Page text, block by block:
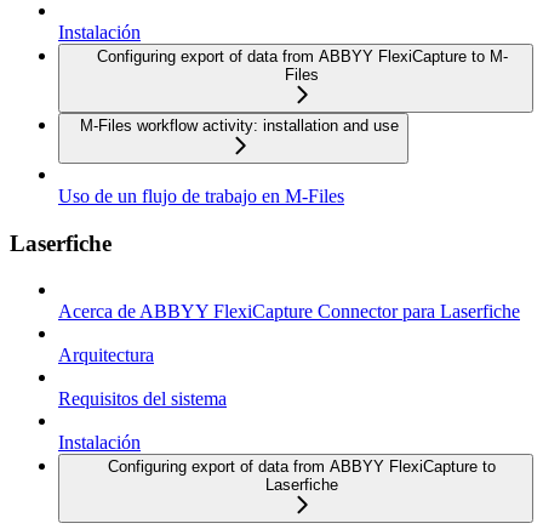
Instalación
Configuring export of data from ABBYY FlexiCapture to M-
Files
M-Files workflow activity: installation and use
Uso de un flujo de trabajo en M-Files
Laserfiche
Acerca de ABBYY FlexiCapture Connector para Laserfiche
Arquitectura
Requisitos del sistema
Instalación
Configuring export of data from ABBYY FlexiCapture to
Laserfiche